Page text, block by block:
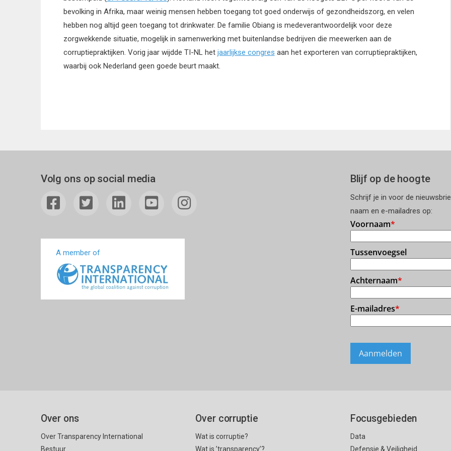
bevolking in Afrika, maar weinig mensen hebben toegang tot goed onderwijs of gezondheidszorg, en velen
hebben nog altijd geen toegang tot drinkwater. De familie Obiang is medeverantwoordelijk voor deze
zorgwekkende situatie, mogelijk in samenwerking met buitenlandse bedrijven die meewerken aan de
corruptiepraktijken. Vorig jaar wijdde TI-NL het jaarlijkse congres aan het exporteren van corruptiepraktijken,
waarbij ook Nederland geen goede beurt maakt.
Volg ons op social media
A member of
Blijf op de hoogte
Schrijf je in voor de
naam en e-mailadres op:
Over ons
Over Transparency International
Bestuur
Over corruptie
Wat is corruptie?
Wat is ’transparency’?
Focusgebieden
Data
Defensie & Veiligheid